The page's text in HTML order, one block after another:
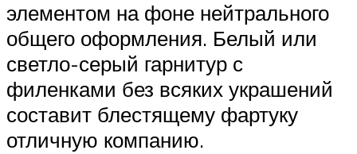
элементом на фоне нейтрального
общего оформления. Белый или
светло-серый гарнитур с
филенками без всяких украшений
составит блестящему фартуку
отличную компанию.